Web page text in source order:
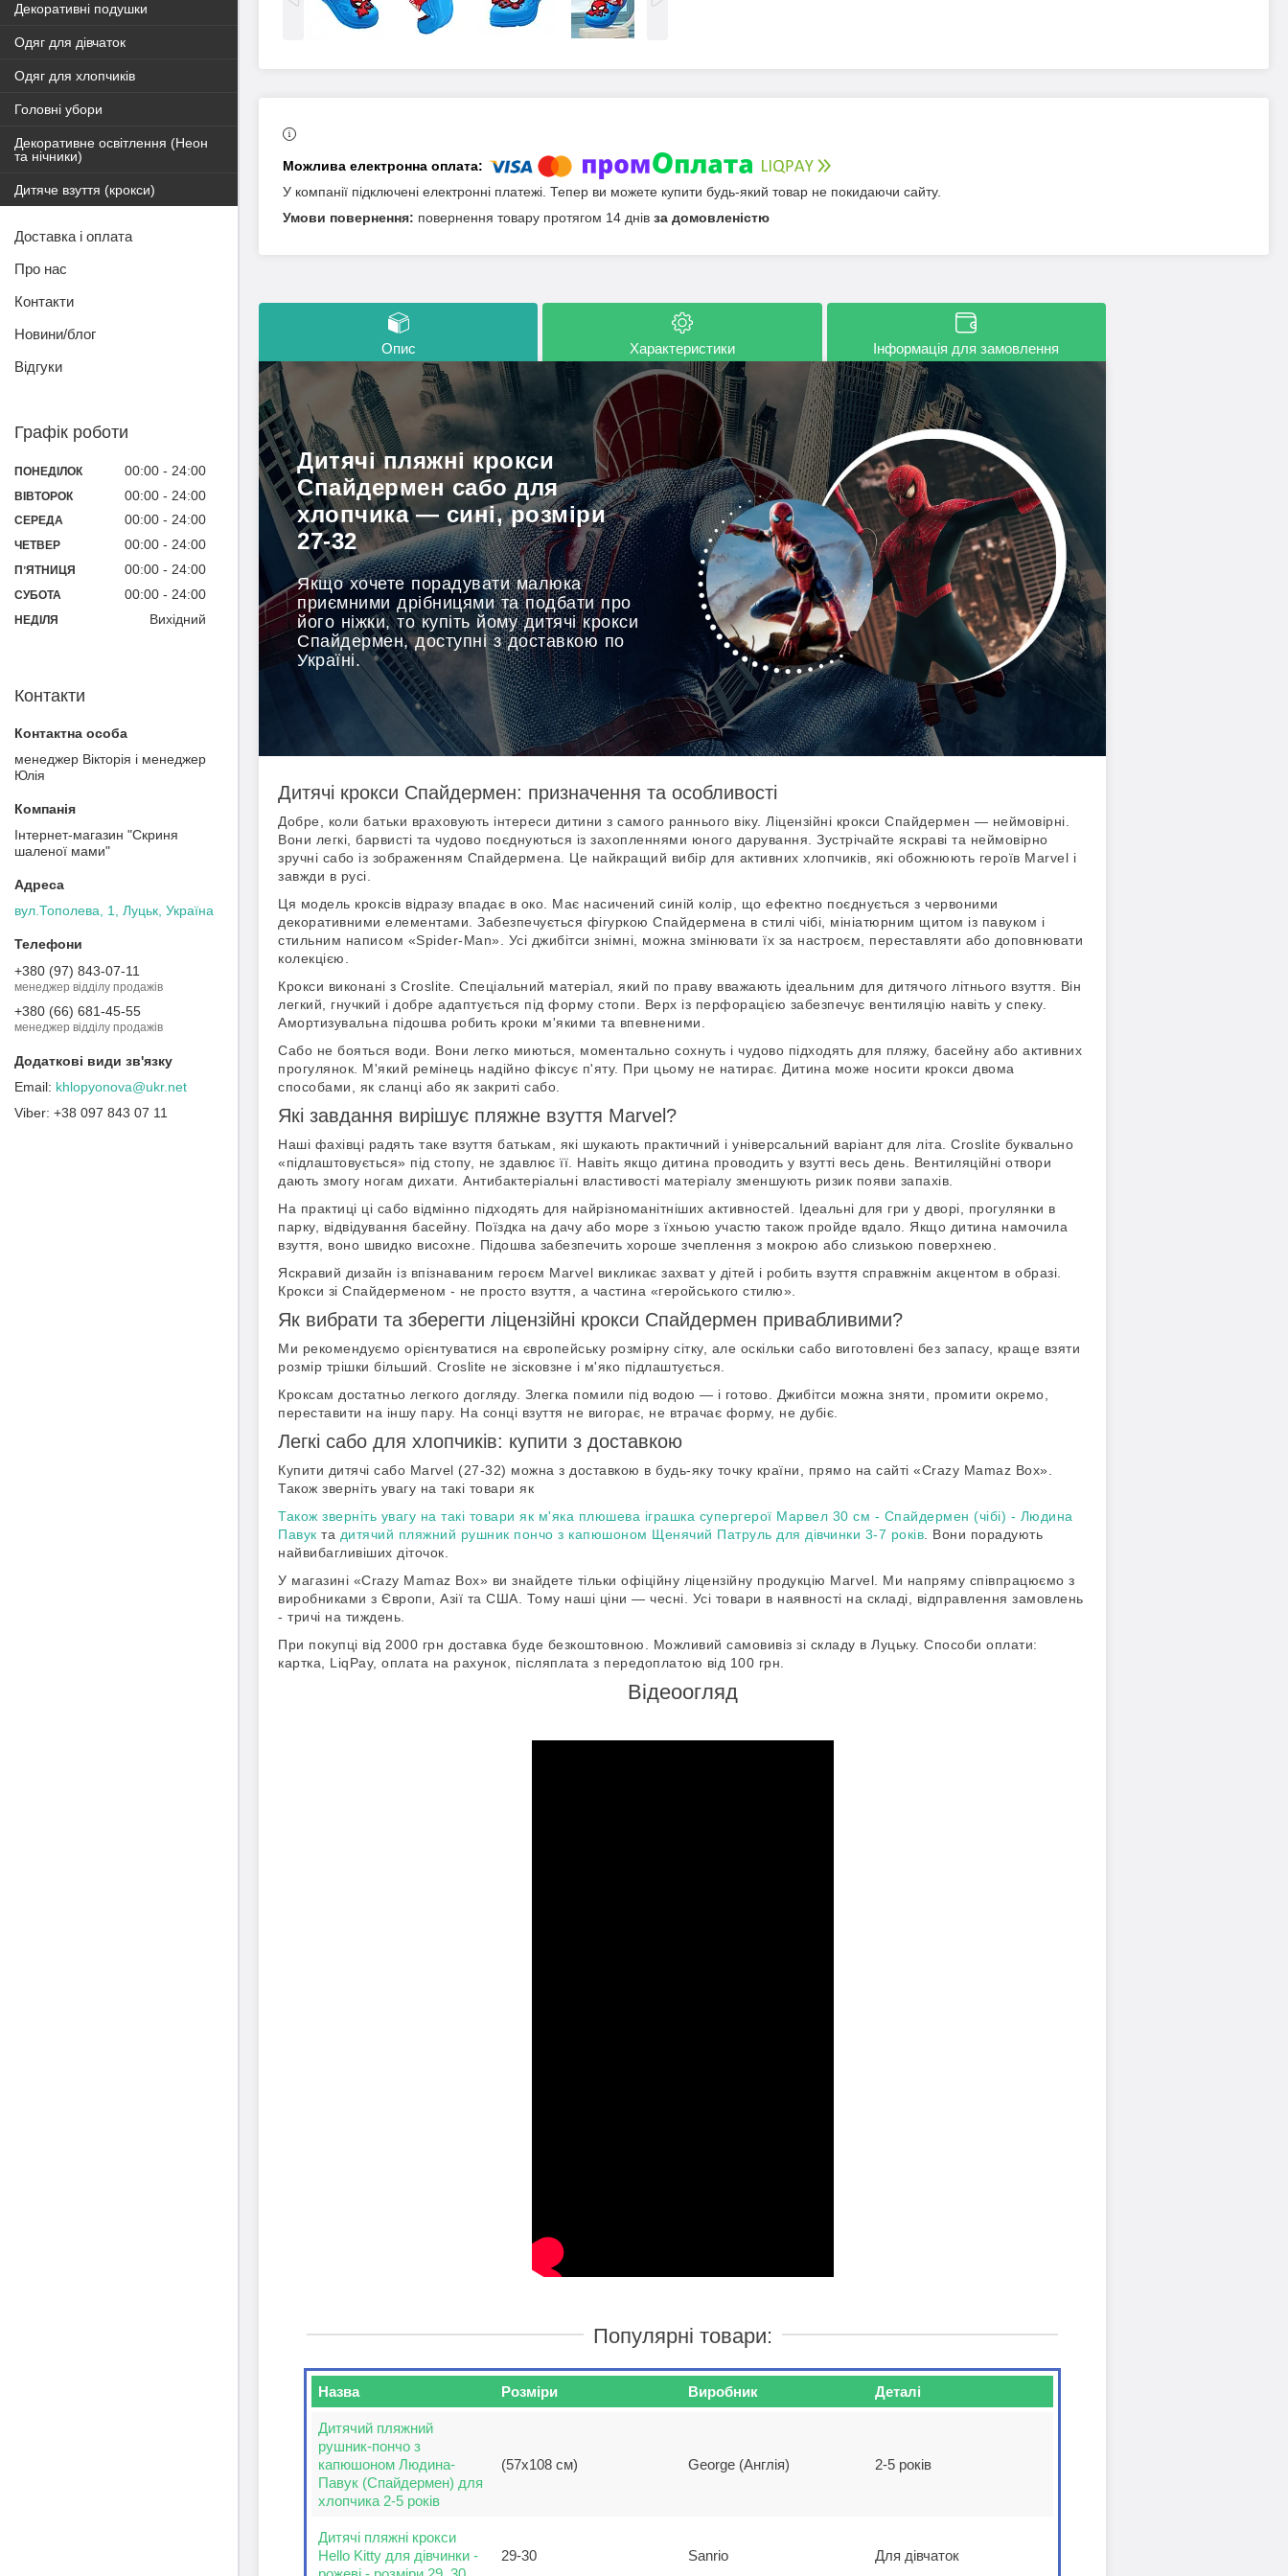
У компанії підключені електронні платежі. Тепер ви можете купити будь-який товар не покидаючи сайту.
повернення товару протягом 14 днів за домовленістю
Опис Характеристики Інформація для замовлення
Дитячі пляжні крокси
Спайдермен сабо для
хлопчика — сині, розміри
27-32
Якщо хочете порадувати малюка
приємними дрібницями та подбати про
його ніжки, то купіть йому дитячі крокси
Спайдермен, доступні з доставкою по
Україні.
Дитячі крокси Спайдермен: призначення та особливості
Добре, коли батьки враховують інтереси дитини з самого раннього віку. Ліцензійні крокси Спайдермен — неймовірні.
Вони легкі, барвисті та чудово поєднуються із захопленнями юного дарування. Зустрічайте яскраві та неймовірно
зручні сабо із зображенням Спайдермена. Це найкращий вибір для активних хлопчиків, які обожнюють героїв Marvel і
завжди в русі.
Ця модель кроксів відразу впадає в око. Має насичений синій колір, що ефектно поєднується з червоними
декоративними елементами. Забезпечується фігуркою Спайдермена в стилі чібі, мініатюрним щитом із павуком і
стильним написом «Spider-Man». Усі джибітси знімні, можна змінювати їх за настроєм, переставляти або доповнювати
колекцією.
Крокси виконані з Croslite. Спеціальний матеріал, який по праву вважають ідеальним для дитячого літнього взуття. Він
легкий, гнучкий і добре адаптується під форму стопи. Верх із перфорацією забезпечує вентиляцію навіть у спеку.
Амортизувальна підошва робить кроки м'якими та впевненими.
Сабо не бояться води. Вони легко миються, моментально сохнуть і чудово підходять для пляжу, басейну або активних
прогулянок. М'який ремінець надійно фіксує п'яту. При цьому не натирає. Дитина може носити крокси двома
способами, як сланці або як закриті сабо.
Які завдання вирішує пляжне взуття Мarvel?
Наші фахівці радять таке взуття батькам, які шукають практичний і універсальний варіант для літа. Croslite буквально
«підлаштовується» під стопу, не здавлює її. Навіть якщо дитина проводить у взутті весь день. Вентиляційні отвори
дають змогу ногам дихати. Антибактеріальні властивості матеріалу зменшують ризик появи запахів.
На практиці ці сабо відмінно підходять для найрізноманітніших активностей. Ідеальні для гри у дворі, прогулянки в
парку, відвідування басейну. Поїздка на дачу або море з їхньою участю також пройде вдало. Якщо дитина намочила
взуття, воно швидко висохне. Підошва забезпечить хороше зчеплення з мокрою або слизькою поверхнею.
Яскравий дизайн із впізнаваним героєм Marvel викликає захват у дітей і робить взуття справжнім акцентом в образі.
Крокси зі Спайдерменом - не просто взуття, а частина «геройського стилю».
Як вибрати та зберегти ліцензійні крокси Спайдермен привабливими?
Ми рекомендуємо орієнтуватися на європейську розмірну сітку, але оскільки сабо виготовлені без запасу, краще взяти
розмір трішки більший. Croslite не зісковзне і м'яко підлаштується.
Кроксам достатньо легкого догляду. Злегка помили під водою — і готово. Джибітси можна зняти, промити окремо,
переставити на іншу пару. На сонці взуття не вигорає, не втрачає форму, не дубіє.
Легкі сабо для хлопчиків: купити з доставкою
Купити дитячі сабо Marvel (27-32) можна з доставкою в будь-яку точку країни, прямо на сайті «Crazy Mamaz Box».
Також зверніть увагу на такі товари як
Також зверніть увагу на такі товари як м'яка плюшева іграшка супергерої Марвел 30 см - Спайдермен (чібі) - Людина
Павук та дитячий пляжний рушник пончо з капюшоном Щенячий Патруль для дівчинки 3-7 років . Вони порадують
найвибагливіших діточок.
У магазині «Crazy Mamaz Box» ви знайдете тільки офіційну ліцензійну продукцію Marvel. Ми напряму співпрацюємо з
виробниками з Європи, Азії та США. Тому наші ціни — чесні. Усі товари в наявності на складі, відправлення замовлень
- тричі на тиждень.
При покупці від 2000 грн доставка буде безкоштовною. Можливий самовивіз зі складу в Луцьку. Способи оплати:
картка, LiqPay, оплата на рахунок, післяплата з передоплатою від 100 грн.
Відеоогляд
Популярні товари:
Назва Розміри Виробник Деталі
Дитячий пляжний
рушник-пончо з
капюшоном Людина-
Павук (Спайдермен) для
хлопчика 2-5 років
(57x108 см) George (Англія) 2-5 років
Дитячі пляжні крокси
Hello Kitty для дівчинки -
29-30 Sanrio Для дівчаток
Декоративні подушки
Одяг для дівчаток
Одяг для хлопчиків
Головні убори
Декоративне освітлення (Неон
та нічники)
Дитяче взуття (крокси)
Доставка і оплата
Про нас
Контакти
Новини/блог
Відгуки
Графік роботи
ПОНЕДІЛОК 00:00 24:00
ВІВТОРОК 00:00 24:00
СЕРЕДА 00:00 24:00
ЧЕТВЕР 00:00 24:00
ПʼЯТНИЦЯ 00:00 24:00
СУБОТА 00:00 24:00
НЕДІЛЯ Вихідний
Контакти
менеджер Вікторія і менеджер
Юлія
Інтернет-магазин "Скриня
шаленої мами"
вул.Тополева, 1, Луцьк, Україна
+380 (97) 843-07-11
менеджер відділу продажів
+380 (66) 681-45-55
менеджер відділу продажів
khlopyonova@ukr.net
+38 097 843 07 11